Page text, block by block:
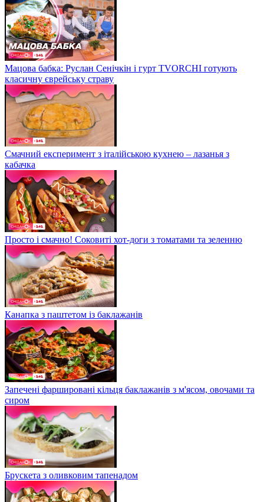
Мацова бабка: Руслан Сенічкін і гурт TVORCHI готують
класичну єврейську страву
Смачний експеримент з італійською кухнею – лазанья з
кабачка
Просто і смачно! Соковиті хот-доги з томатами та зеленню
Канапка з паштетом із баклажанів
Запечені фаршировані кільця баклажанів з м'ясом, овочами та
сиром
Брускета з оливковим тапенадом